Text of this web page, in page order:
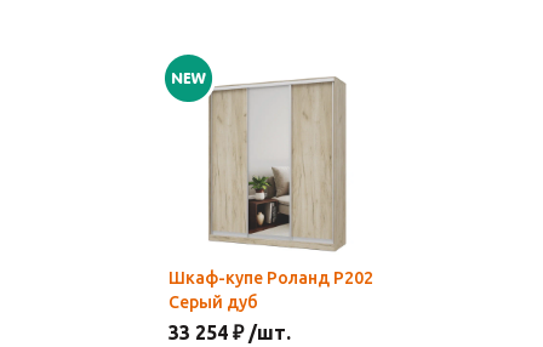
Шкаф-купе Роланд Р202
Серый дуб
33 254 ₽ /шт.